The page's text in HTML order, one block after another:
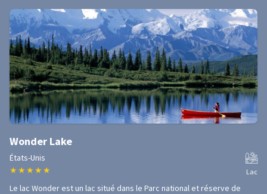
Wonder Lake
États-Unis
★ ★ ★ ★ ★ Lac
Le lac Wonder est un lac situé dans le Parc national et réserve de